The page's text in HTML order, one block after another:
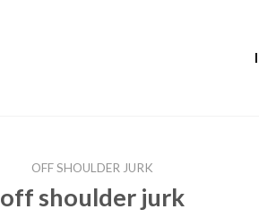
OFF SHOULDER JURK
off shoulder jurk